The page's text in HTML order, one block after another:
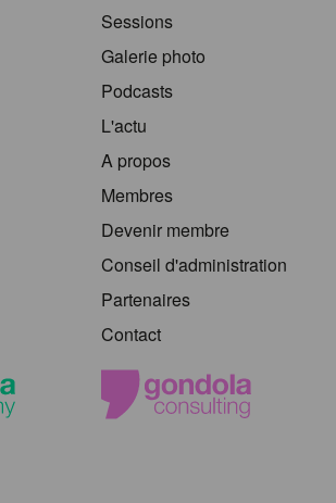
Sessions
Galerie photo
Podcasts
L'actu
A propos
Membres
Devenir membre
Conseil d'administration
Partenaires
Contact